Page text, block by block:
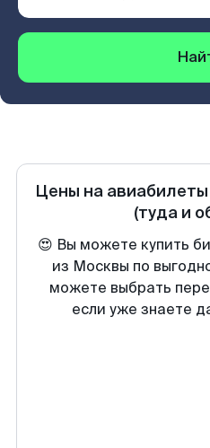
Цены на авиабилеты
(туда и
😍 Вы можете купить
из Москвы по
можете выбрать
если уже знаете